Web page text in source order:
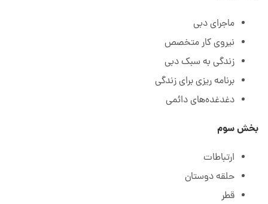
ماجرای دبی
نیروی کار متخصص
زندگی به سبک دبی
برنامه ریزی برای زندگی
دغدغده‌های دائمی
بخش سوم
ارتباطات
حلقه دوستان
قطر